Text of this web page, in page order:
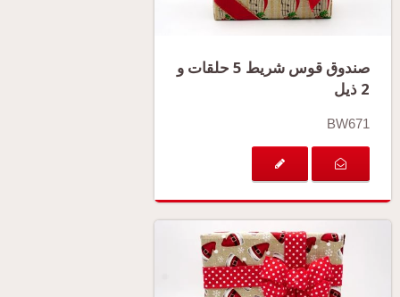
صندوق قوس شريط 5 حلقات و
BW671